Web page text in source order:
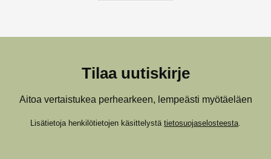
Tilaa uutiskirje
Aitoa vertaistukea perhearkeen, lempeästi myötäeläen
Lisätietoja henkilötietojen käsittelystä tietosuojaselosteesta